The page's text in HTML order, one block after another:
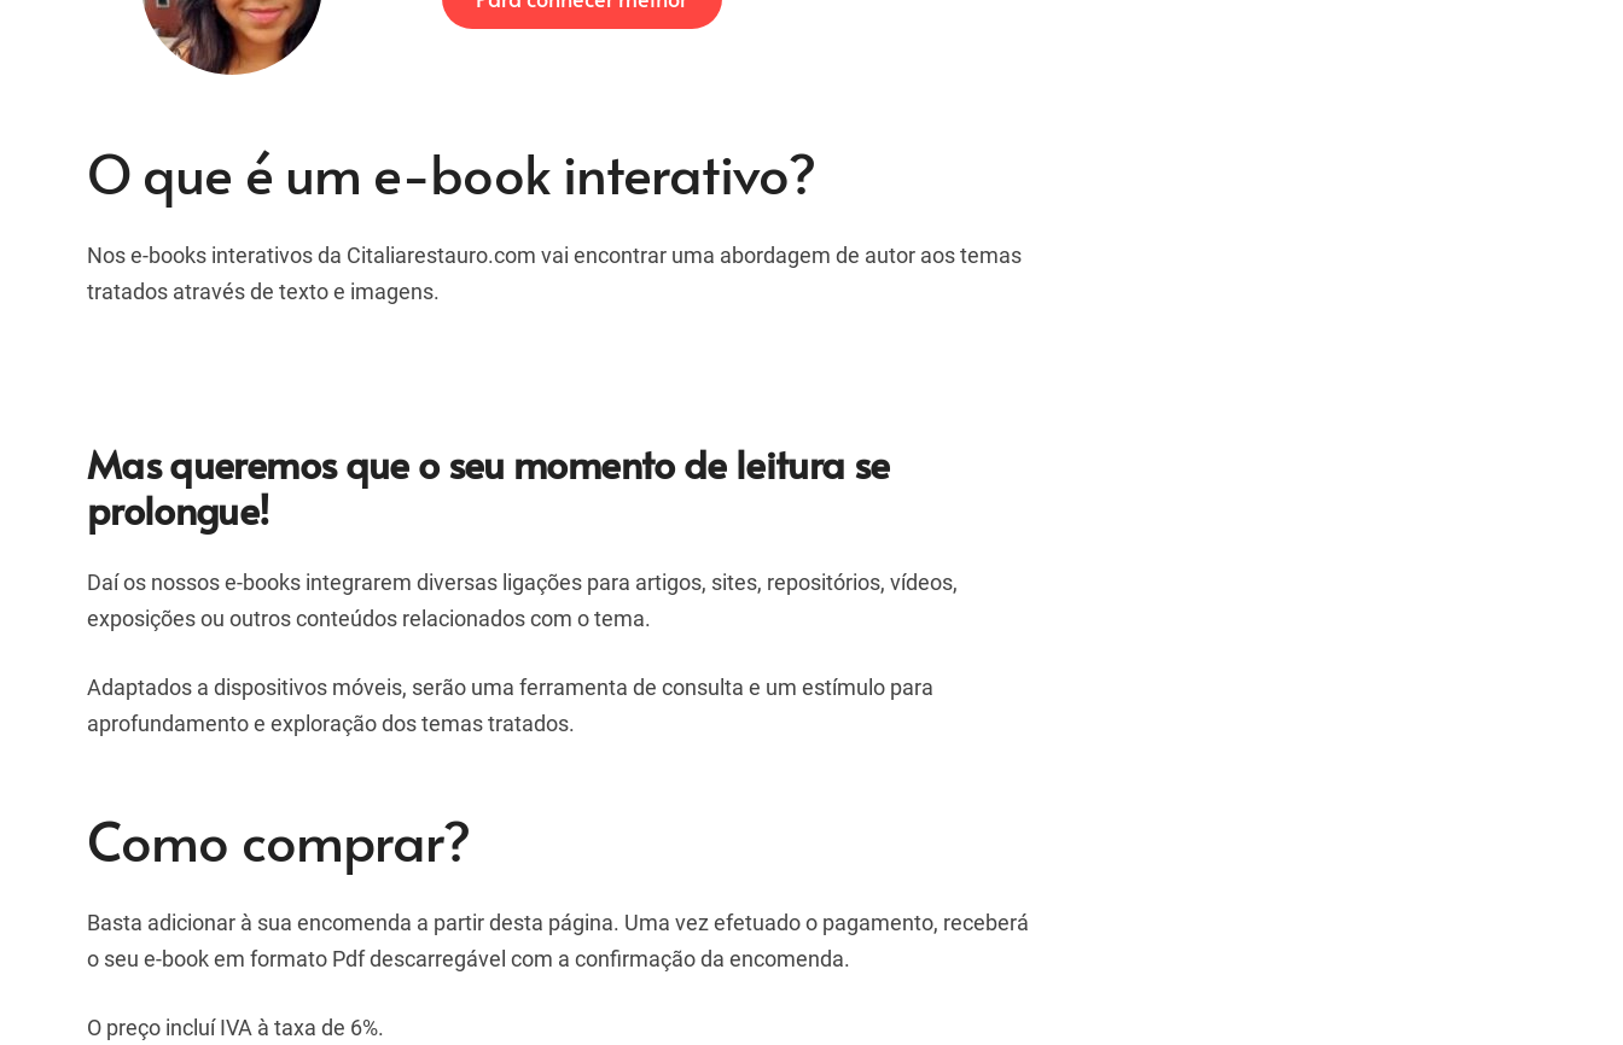
O que é um e-book interativo?
Nos e-books interativos da Citaliarestauro.com vai encontrar uma abordagem de autor aos temas
tratados através de texto e imagens.
Mas queremos que o seu momento de leitura se
prolongue!
Daí os nossos e-books integrarem diversas ligações para artigos, sites, repositórios, vídeos,
exposições ou outros conteúdos relacionados com o tema.
Adaptados a dispositivos móveis, serão uma ferramenta de consulta e um estímulo para
aprofundamento e exploração dos temas tratados.
Como comprar?
Basta adicionar à sua encomenda a partir desta página. Uma vez efetuado o pagamento, receberá
o seu e-book em formato Pdf descarregável com a confirmação da encomenda.
O preço incluí IVA à taxa de 6%.